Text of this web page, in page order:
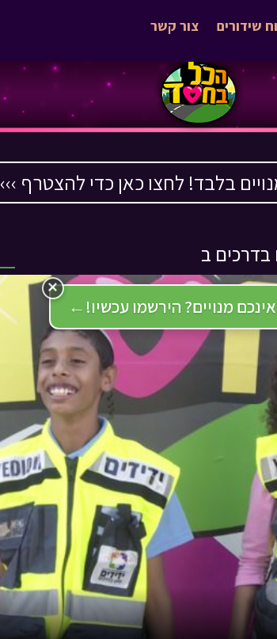
צור קשר שידורים
בלבד! לחצו כאן כדי להצטרף ›››
בדרכים ב
אינכם מנויים? הירשמו עכשיו! ←
×